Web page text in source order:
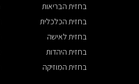
בחזית הבריאות
בחזית הכלכלית
בחזית לאישה
בחזית היהדות
בחזית המוזיקה